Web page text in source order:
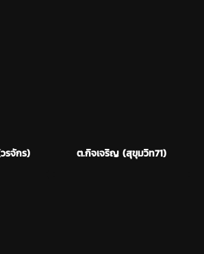
รจักร) ต.กิจเจริญ (สุขุมวิท71)